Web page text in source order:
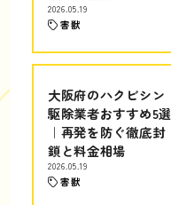
2026.05.19
害獣
大阪府のハクビシン
駆除業者おすすめ5選
｜再発を防ぐ徹底封
鎖と料金相場
2026.05.19
害獣